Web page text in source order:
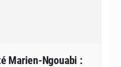
Marien-Ngouabi :